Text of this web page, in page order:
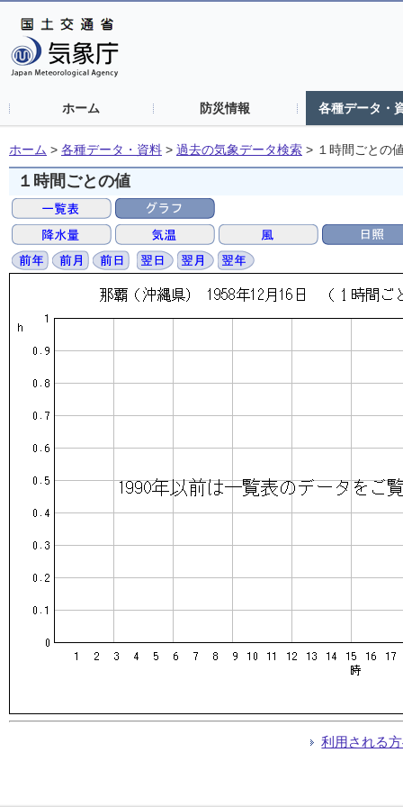
ホーム 防災情報 各種データ・
ホーム > 各種データ・資料 > 過去の気象データ検索 > １時間ごとの
１時間ごとの値
利用される